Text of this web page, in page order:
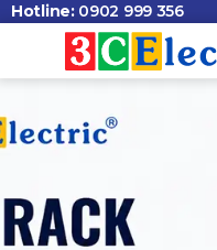
Hotline: 0902 999 356